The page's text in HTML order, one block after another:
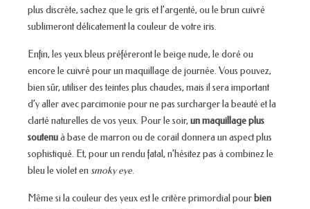
plus discrète, sachez que le gris et l’argenté, ou le brun cuivré
sublimeront délicatement la couleur de votre iris.
Enfin, les yeux bleus préféreront le beige nude, le doré ou
encore le cuivré pour un maquillage de journée. Vous pouvez,
bien sûr, utiliser des teintes plus chaudes, mais il sera important
d’y aller avec parcimonie pour ne pas surcharger la beauté et la
clarté naturelles de vos yeux. Pour le soir, un maquillage plus
soutenuà base de marron ou de corail donnera un aspect plus
sophistiqué. Et, pour un rendu fatal, n’hésitez pas à combinez le
bleu le violet en smoky eye.
Même si la couleur des yeux est le critère primordial pour bien